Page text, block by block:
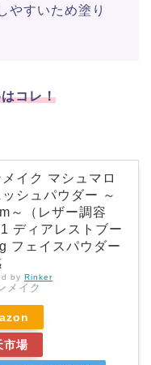
やすいため塗り
コレ！
イク マシュマロ
シュパウダー ～
～（レザー調容
ディアレストブー
フェイスパウダー
by Rinker
メイク
市場